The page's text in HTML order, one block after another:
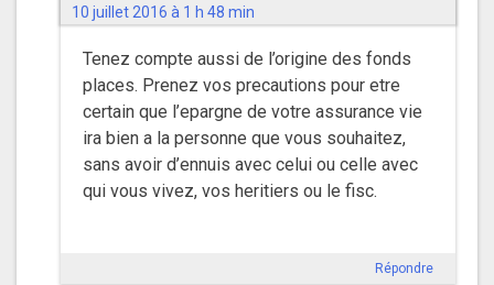
10 juillet 2016 à 1 h 48 min
Tenez compte aussi de l’origine des fonds
places. Prenez vos precautions pour etre
certain que l’epargne de votre assurance vie
ira bien a la personne que vous souhaitez,
sans avoir d’ennuis avec celui ou celle avec
qui vous vivez, vos heritiers ou le fisc.
Répondre